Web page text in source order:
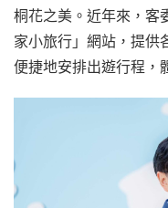
桐花之美。近年來，客
家小旅行」網站，提供
便捷地安排出遊行程，